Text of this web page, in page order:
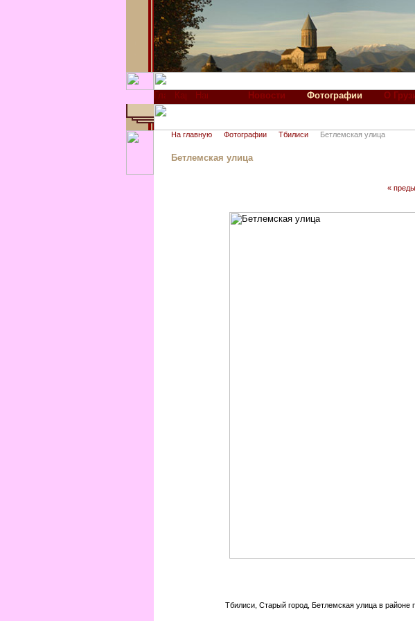
Новости Фотографии О
На главную Фотографии Тбилиси Бетлемская улица
Бетлемская улица
«
Тбилиси, Старый город, Бетлемская улица в районе